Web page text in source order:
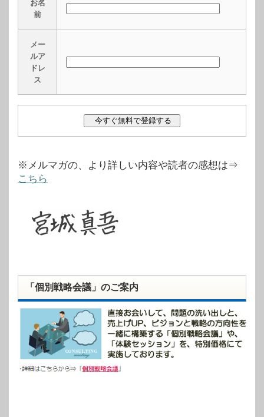
お名
前
メー
ルア
ドレ
ス
※メルマガの、より詳しい内容や読者の感想は⇒
こちら
「個別戦略会議」のご案内